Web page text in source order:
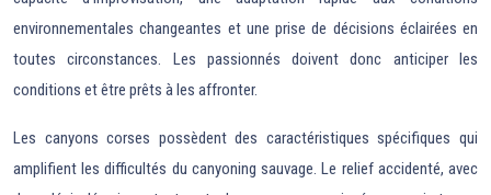
environnementales changeantes et une prise de décisions éclairées en
toutes circonstances. Les passionnés doivent donc anticiper les
conditions et être prêts à les affronter.
Les canyons corses possèdent des caractéristiques spécifiques qui
amplifient les difficultés du canyoning sauvage. Le relief accidenté, avec